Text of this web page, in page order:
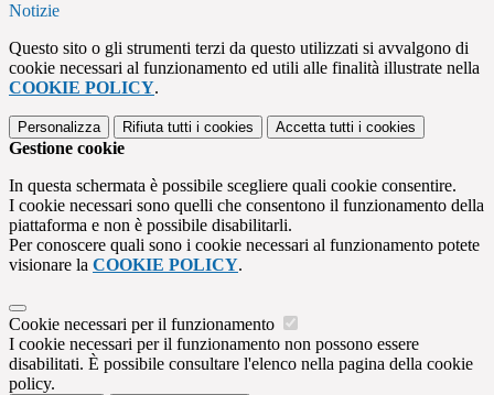
Notizie
Questo sito o gli strumenti terzi da questo utilizzati si avvalgono di
cookie necessari al funzionamento ed utili alle finalità illustrate nella
COOKIE POLICY.
Personalizza Rifiuta tutti i cookies Accetta tutti i cookies
Gestione cookie
In questa schermata è possibile scegliere quali cookie consentire.
I cookie necessari sono quelli che consentono il funzionamento della
piattaforma e non è possibile disabilitarli.
Per conoscere quali sono i cookie necessari al funzionamento potete
visionare la COOKIE POLICY.
Cookie necessari per il funzionamento
I cookie necessari per il funzionamento non possono essere
disabilitati. È possibile consultare l'elenco nella pagina della cookie
policy.